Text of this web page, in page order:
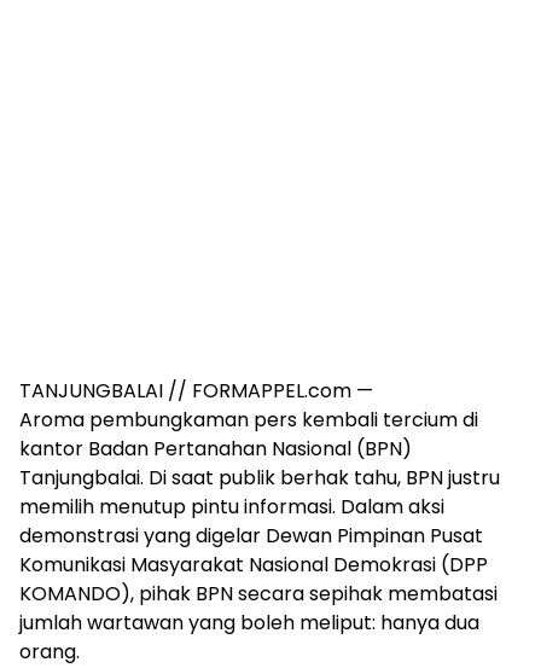
TANJUNGBALAI // FORMAPPEL.com —
Aroma pembungkaman pers kembali tercium di
kantor Badan Pertanahan Nasional (BPN)
Tanjungbalai. Di saat publik berhak tahu, BPN justru
memilih menutup pintu informasi. Dalam aksi
demonstrasi yang digelar Dewan Pimpinan Pusat
Komunikasi Masyarakat Nasional Demokrasi (DPP
KOMANDO), pihak BPN secara sepihak membatasi
jumlah wartawan yang boleh meliput: hanya dua
orang.